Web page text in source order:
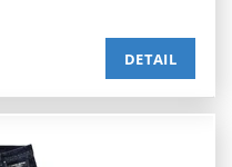
DETAIL